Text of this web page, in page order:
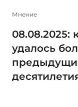
Мнение
08.08.2025:
удалось